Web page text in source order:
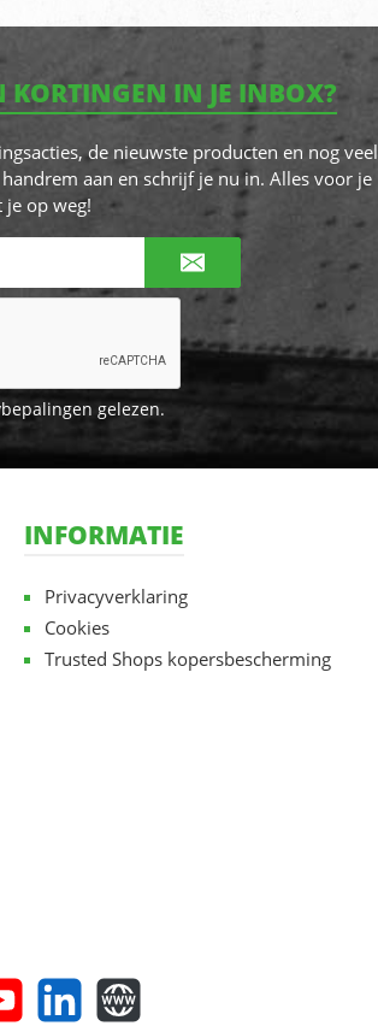
KORTINGEN IN JE INBOX?
de nieuwste producten en nog veel
aan en schrijf je nu in. Alles voor je
je op weg!
gelezen.
INFORMATIE
Privacyverklaring
Cookies
Trusted Shops kopersbescherming